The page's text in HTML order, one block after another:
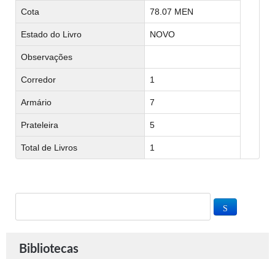
Cota 78.07 MEN
Estado do Livro NOVO
Observações
Corredor 1
Armário 7
Prateleira 5
Total de Livros 1
Bibliotecas